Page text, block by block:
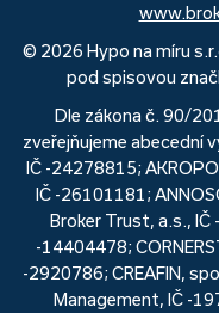
© 2026 Hypo na míru
pod spisovou
Dle zákona č. 90/
zveřejňujeme abecední
IČ -24278815;
IČ -26101181;
Broker Trust, a.s.,
-14404478;
-2920786; CREAFIN,
Management, IČ -